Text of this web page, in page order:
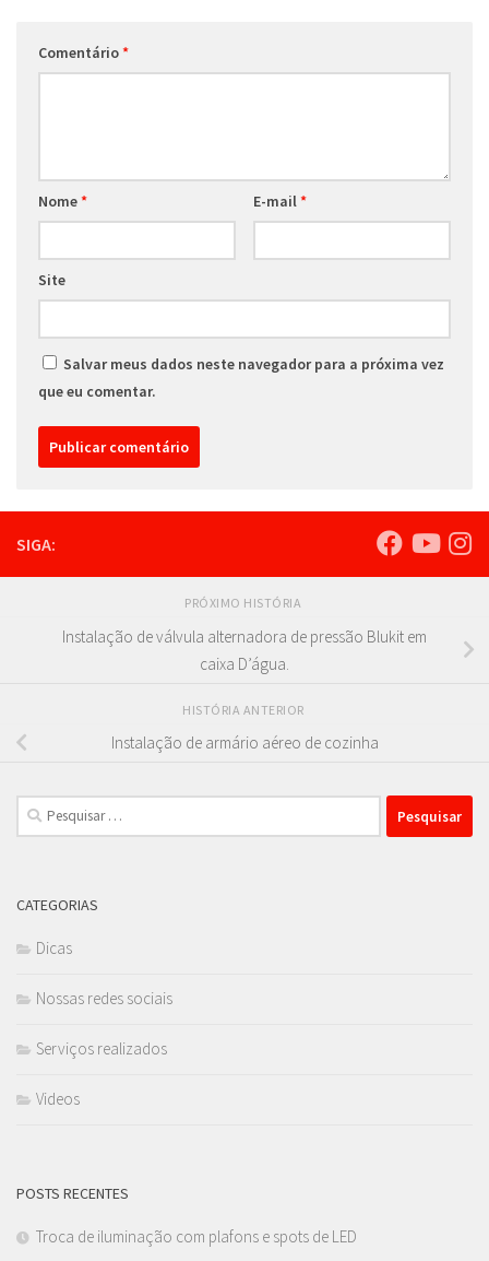
Comentário*
Nome* E-mail*
Site
Salvar meus dados neste navegador para a próxima vez
que eu comentar.
SIGA:
PRÓXIMO HISTÓRIA
Instalação de válvula alternadora de pressão Blukit em
caixa D’água.
HISTÓRIA ANTERIOR
Instalação de armário aéreo de cozinha
Pesquisar
por:
CATEGORIAS
Dicas
Nossas redes sociais
Serviços realizados
Videos
POSTS RECENTES
Troca de iluminação com plafons e spots de LED